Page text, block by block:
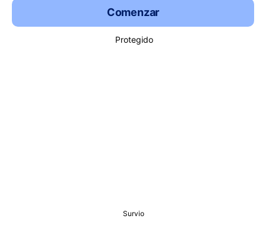
Comenzar
Protegido
Survio